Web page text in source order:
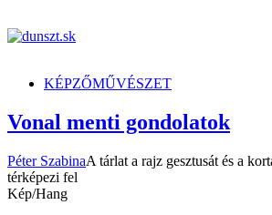
KÉPZŐMŰVÉSZET
Vonal menti gondolatok
Péter SzabinaA tárlat a rajz gesztusát és a
térképezi fel
Kép/Hang